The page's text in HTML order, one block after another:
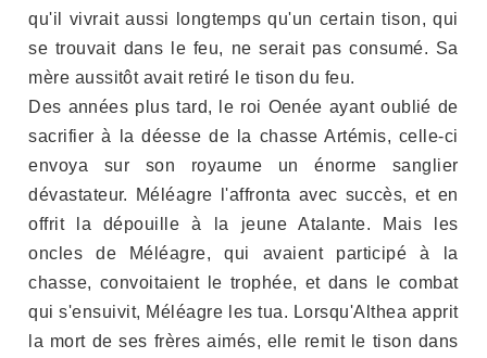
qu'il vivrait aussi longtemps qu'un certain tison, qui
se trouvait dans le feu, ne serait pas consumé. Sa
mère aussitôt avait retiré le tison du feu.
Des années plus tard, le roi Oenée ayant oublié de
sacrifier à la déesse de la chasse Artémis, celle-ci
envoya sur son royaume un énorme sanglier
dévastateur. Méléagre l'affronta avec succès, et en
offrit la dépouille à la jeune Atalante. Mais les
oncles de Méléagre, qui avaient participé à la
chasse, convoitaient le trophée, et dans le combat
qui s'ensuivit, Méléagre les tua. Lorsqu'Althea apprit
la mort de ses frères aimés, elle remit le tison dans